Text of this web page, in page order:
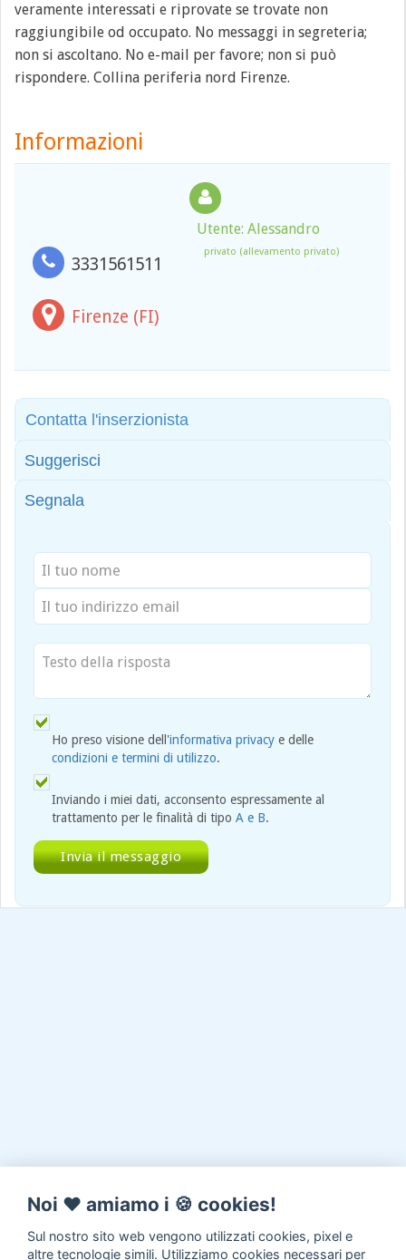
veramente interessati e riprovate se trovate non
raggiungibile od occupato. No messaggi in segreteria;
non si ascoltano. No e-mail per favore; non si può
rispondere. Collina periferia nord Firenze.
Informazioni
3331561511
Utente: Alessandro
privato (allevamento privato)
Firenze (FI)
Contatta l'inserzionista
Suggerisci
Segnala
Ho preso visione dell'informativa privacy e delle
condizioni e termini di utilizzo.
Inviando i miei dati, acconsento espressamente al
trattamento per le finalità di tipo A e B.
Noi ♥️ amiamo i 🍪 cookies!
Sul nostro sito web vengono utilizzati cookies, pixel e
altre tecnologie simili. Utilizziamo cookies necessari per